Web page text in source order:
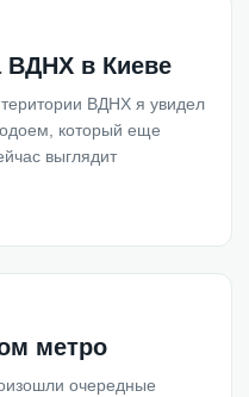
ВДНХ в Киеве
ВДНХ я увидел
который еще
выглядит
метро
очередные